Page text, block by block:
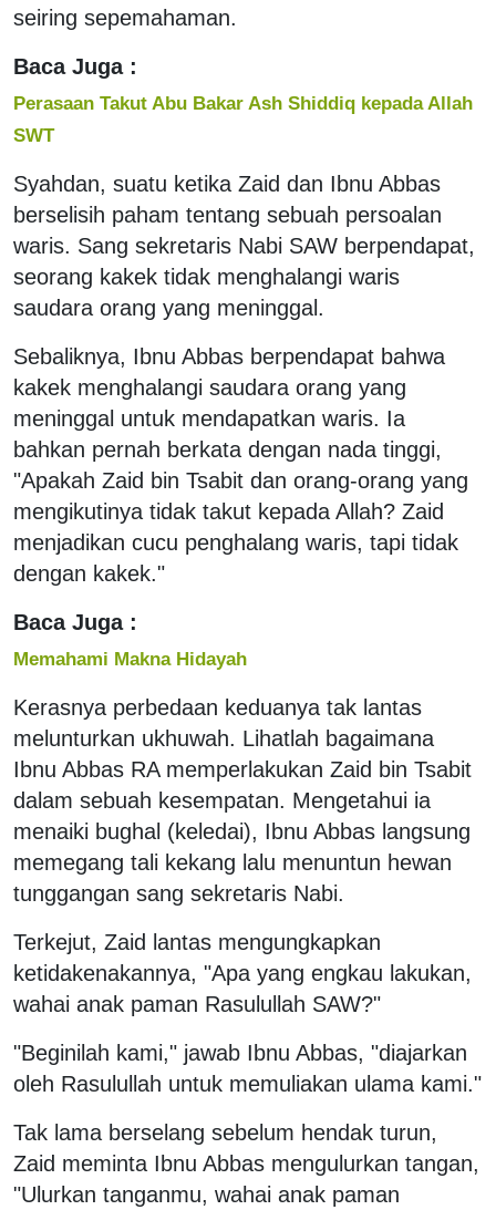
seiring sepemahaman.
Baca Juga :
Perasaan Takut Abu Bakar Ash Shiddiq kepada Allah
SWT
Syahdan, suatu ketika Zaid dan Ibnu Abbas
berselisih paham tentang sebuah persoalan
waris. Sang sekretaris Nabi SAW berpendapat,
seorang kakek tidak menghalangi waris
saudara orang yang meninggal.
Sebaliknya, Ibnu Abbas berpendapat bahwa
kakek menghalangi saudara orang yang
meninggal untuk mendapatkan waris. Ia
bahkan pernah berkata dengan nada tinggi,
"Apakah Zaid bin Tsabit dan orang-orang yang
mengikutinya tidak takut kepada Allah? Zaid
menjadikan cucu penghalang waris, tapi tidak
dengan kakek."
Baca Juga :
Memahami Makna Hidayah
Kerasnya perbedaan keduanya tak lantas
melunturkan ukhuwah. Lihatlah bagaimana
Ibnu Abbas RA memperlakukan Zaid bin Tsabit
dalam sebuah kesempatan. Mengetahui ia
menaiki bughal (keledai), Ibnu Abbas langsung
memegang tali kekang lalu menuntun hewan
tunggangan sang sekretaris Nabi.
Terkejut, Zaid lantas mengungkapkan
ketidakenakannya, "Apa yang engkau lakukan,
wahai anak paman Rasulullah SAW?"
"Beginilah kami," jawab Ibnu Abbas, "diajarkan
oleh Rasulullah untuk memuliakan ulama kami."
Tak lama berselang sebelum hendak turun,
Zaid meminta Ibnu Abbas mengulurkan tangan,
"Ulurkan tanganmu, wahai anak paman